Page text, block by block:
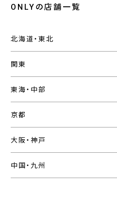
ONLYの店舗一覧
北海道・東北
関東
東海・中部
京都
大阪・神戸
中国・九州